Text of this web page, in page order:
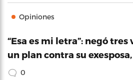
Opiniones
“Esa es mi letra”: negó
un plan contra su
0